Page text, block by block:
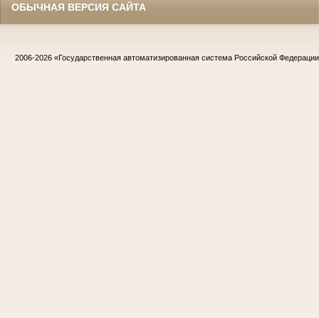
ОБЫЧНАЯ ВЕРСИЯ САЙТА
2006-2026 «Государственная автоматизированная система Российской